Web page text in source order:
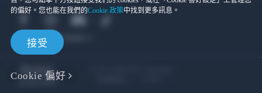
的偏好。您也能在我們的Cookie 政策中找到更多訊息。
接受
Cookie 偏好